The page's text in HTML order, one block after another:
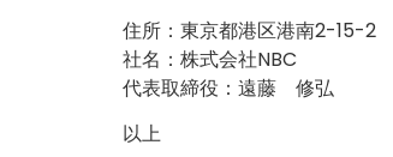
住所：東京都港区港南2-15-2
社名：株式会社NBC
代表取締役：遠藤 修弘
以上